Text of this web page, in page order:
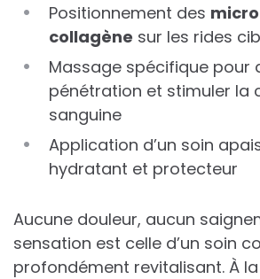
Positionnement des
collagène sur les rides
Massage spécifique pour
pénétration et stimuler la
sanguine
Application d’un soin
hydratant et protecteur
Aucune douleur, aucun
sensation est celle d’un soin
profondément revitalisant. À